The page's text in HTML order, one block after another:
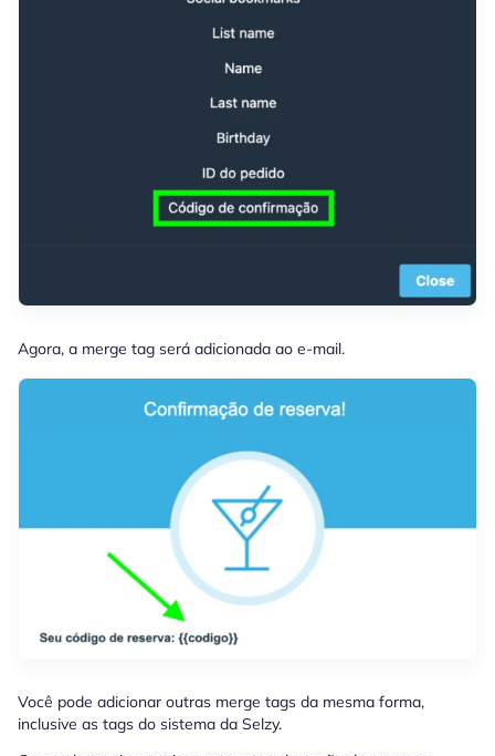
Agora, a merge tag será adicionada ao e-mail.
Você pode adicionar outras merge tags da mesma forma,
inclusive as tags do sistema da Selzy.